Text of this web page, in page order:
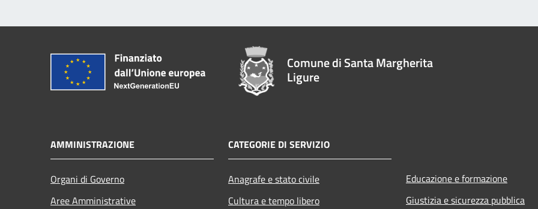
Comune di Santa Margherita
Ligure
AMMINISTRAZIONE
Organi di Governo
Aree Amministrative
CATEGORIE DI SERVIZIO
Anagrafe e stato civile
Cultura e tempo libero
Educazione e formazione
Giustizia e sicurezza pubblica